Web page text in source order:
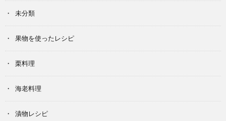
未分類
果物を使ったレシピ
栗料理
海老料理
漬物レシピ